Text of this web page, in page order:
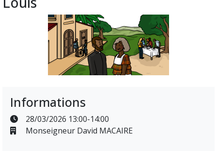
Informations
28/03/2026 13:00-14:00
Monseigneur David MACAIRE